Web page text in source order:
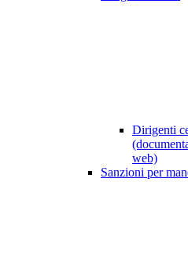
Dirigenti
web)
Sanzioni per